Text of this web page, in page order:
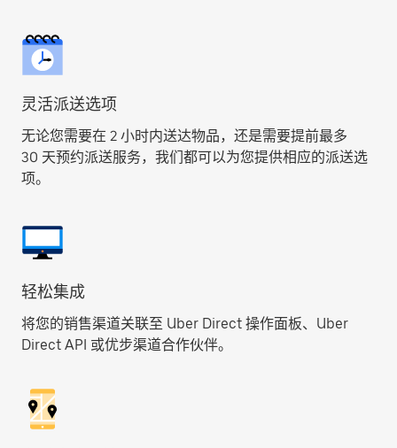
灵活派送选项
无论您需要在 2 小时内送达物品，还是需要提前最多
30 天预约派送服务，我们都可以为您提供相应的派送选
项。
轻松集成
将您的销售渠道关联至 Uber Direct 操作面板、Uber
Direct API 或优步渠道合作伙伴。